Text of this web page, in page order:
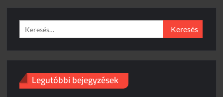
Keresés:
Legutóbbi bejegyzések